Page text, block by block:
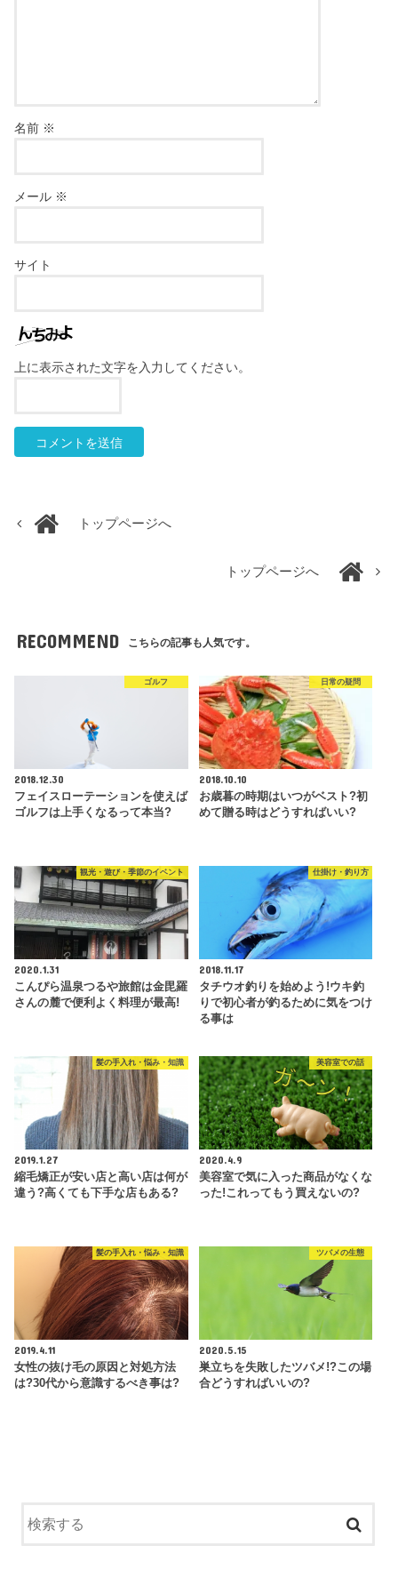
名前 ※
メール ※
サイト
上に表示された文字を入力してください。
トップページへ
トップページへ
RECOMMEND こちらの記事も人気です。
ゴルフ
2018.12.30
フェイスローテーションを使えば
ゴルフは上手くなるって本当?
日常の疑問
2018.10.10
お歳暮の時期はいつがベスト?初
めて贈る時はどうすればいい?
観光・遊び・季節のイベント
2020.1.31
こんぴら温泉つるや旅館は金毘羅
さんの麓で便利よく料理が最高!
仕掛け・釣り方
2018.11.17
タチウオ釣りを始めよう!ウキ釣
りで初心者が釣るために気をつけ
る事は
髪の手入れ・悩み・知識
2019.1.27
縮毛矯正が安い店と高い店は何が
違う?高くても下手な店もある?
美容室での話
2020.4.9
美容室で気に入った商品がなくな
った!これってもう買えないの?
髪の手入れ・悩み・知識
2019.4.11
女性の抜け毛の原因と対処方法
は?30代から意識するべき事は?
ツバメの生態
2020.5.15
巣立ちを失敗したツバメ!?この場
合どうすればいいの?